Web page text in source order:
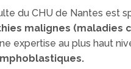
du CHU de Nantes est
malignes (maladies
expertise au plus haut